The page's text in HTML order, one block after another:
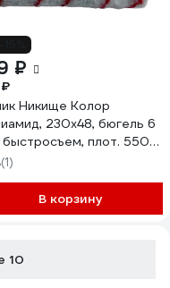
₽
₽
Никище Колор
230x48, бюгель 6
плот. 550
ворс 10 мм 06.13.04
(1)
В корзину
10